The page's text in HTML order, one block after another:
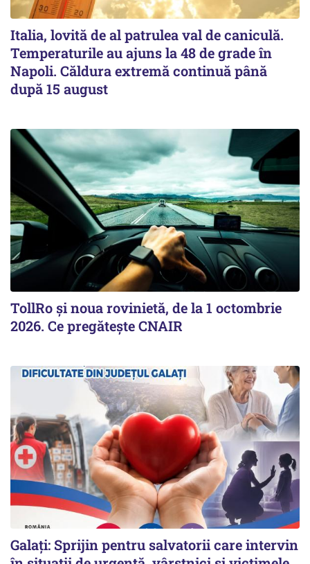
Italia, lovită de al patrulea val de caniculă.
Temperaturile au ajuns la 48 de grade în
Napoli. Căldura extremă continuă până
după 15 august
TollRo şi noua rovinietă, de la 1 octombrie
2026. Ce pregăteşte CNAIR
Galați: Sprijin pentru salvatorii care intervin